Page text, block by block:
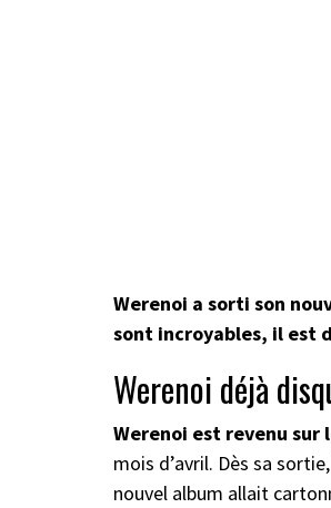
Werenoi a sorti son
sont incroyables, il est
Werenoi déjà
Werenoi est revenu sur
mois d’avril. Dès sa
nouvel album allait